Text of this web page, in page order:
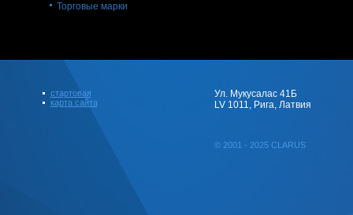
Торговые марки
стартовая
карта сайта
Ул. Мукусалас 41Б
LV 1011, Рига, Латвия
© 2001 - 2025 CLARUS